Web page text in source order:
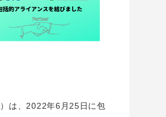
は、2022年6月25日に包